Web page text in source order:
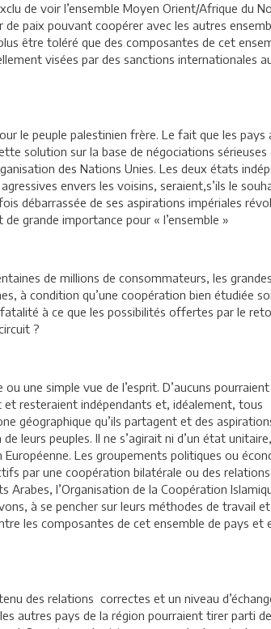
de voir l’ensemble Moyen Orient/Afrique du
paix pouvant coopérer avec les autres
être toléré que des composantes de cet
visées par des sanctions internationales
le peuple palestinien frère. Le fait que les pays
solution sur la base de négociations sérieuses
des Nations Unies. Les deux états
envers les voisins, seraient,s’ils le
débarrassée de ses aspirations impériales
grande importance pour « l’ensemble »
de millions de consommateurs, les grandes
à condition qu’une coopération bien étudiée
à ce que les possibilités offertes par le
?
une simple vue de l’esprit. D’aucuns
resteraient indépendants et, idéalement, tous
géographique qu’ils partagent et des
leurs peuples. Il ne s’agirait ni d’un état
Européenne. Les groupements politiques ou
par une coopération bilatérale ou des relations
l’Organisation de la Coopération
à se pencher sur leurs méthodes de travail
les composantes de cet ensemble de pays et
des relations correctes et un niveau
autres pays de la région pourraient tirer parti